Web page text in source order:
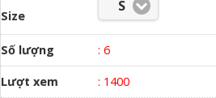
Size
S
Số lượng : 6
Lượt xem : 1400